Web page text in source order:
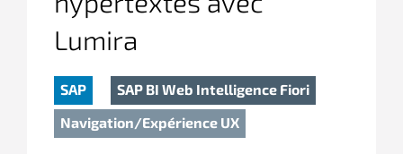
Lumira
SAP
SAP BI Web Intelligence Fiori
Navigation/expérience UX